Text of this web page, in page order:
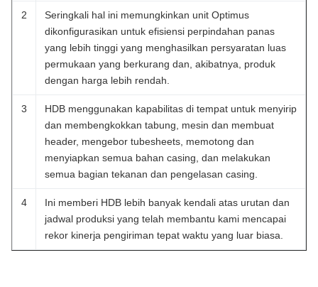
2
Seringkali hal ini memungkinkan unit Optimus
dikonfigurasikan untuk efisiensi perpindahan panas
yang lebih tinggi yang menghasilkan persyaratan luas
permukaan yang berkurang dan, akibatnya, produk
dengan harga lebih rendah.
3
HDB menggunakan kapabilitas di tempat untuk menyirip
dan membengkokkan tabung, mesin dan membuat
header, mengebor tubesheets, memotong dan
menyiapkan semua bahan casing, dan melakukan
semua bagian tekanan dan pengelasan casing.
4
Ini memberi HDB lebih banyak kendali atas urutan dan
jadwal produksi yang telah membantu kami mencapai
rekor kinerja pengiriman tepat waktu yang luar biasa.